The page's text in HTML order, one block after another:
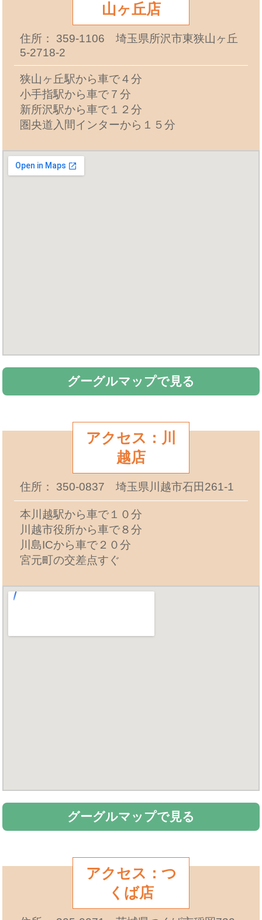
山ヶ丘店
住所： 359-1106 埼玉県所沢市東狭山ヶ丘
5-2718-2
狭山ヶ丘駅から車で４分
小手指駅から車で７分
新所沢駅から車で１２分
圏央道入間インターから１５分
グーグルマップで見る
アクセス：川
越店
住所： 350-0837 埼玉県川越市石田261-1
本川越駅から車で１０分
川越市役所から車で８分
川島ICから車で２０分
宮元町の交差点すぐ
グーグルマップで見る
アクセス：つ
くば店